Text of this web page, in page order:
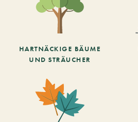
HARTNÄCKIGE BÄUME
UND STRÄUCHER